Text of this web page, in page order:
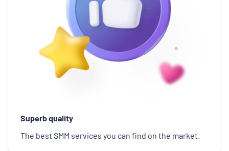
Superb quality
The best SMM services you can find on the market.